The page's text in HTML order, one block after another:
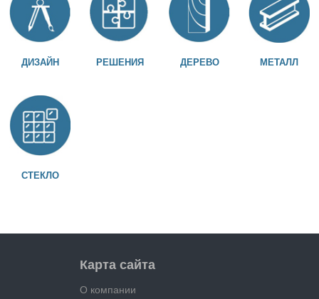
ДИЗАЙН РЕШЕНИЯ ДЕРЕВО МЕТАЛЛ
СТЕКЛО
Карта сайта
О компании